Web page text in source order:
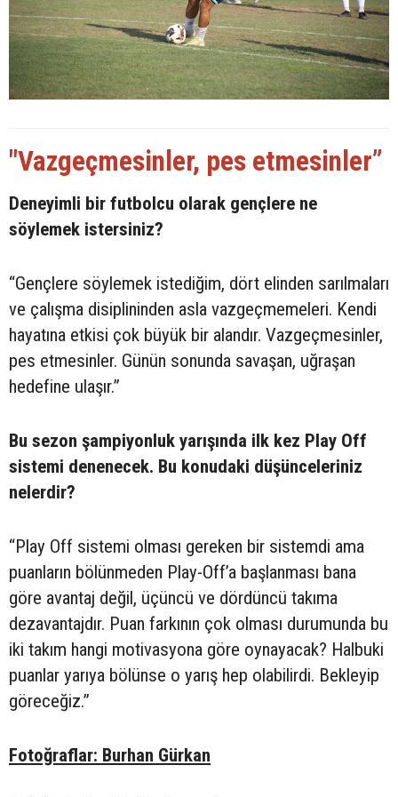
"Vazgeçmesinler, pes etmesinler”
Deneyimli bir futbolcu olarak gençlere ne
söylemek istersiniz?
“Gençlere söylemek istediğim, dört elinden sarılmaları
ve çalışma disiplininden asla vazgeçmemeleri. Kendi
hayatına etkisi çok büyük bir alandır. Vazgeçmesinler,
pes etmesinler. Günün sonunda savaşan, uğraşan
hedefine ulaşır.”
Bu sezon şampiyonluk yarışında ilk kez Play Off
sistemi denenecek. Bu konudaki düşünceleriniz
nelerdir?
“Play Off sistemi olması gereken bir sistemdi ama
puanların bölünmeden Play-Off’a başlanması bana
göre avantaj değil, üçüncü ve dördüncü takıma
dezavantajdır. Puan farkının çok olması durumunda bu
iki takım hangi motivasyona göre oynayacak? Halbuki
puanlar yarıya bölünse o yarış hep olabilirdi. Bekleyip
göreceğiz.”
Fotoğraflar: Burhan Gürkan